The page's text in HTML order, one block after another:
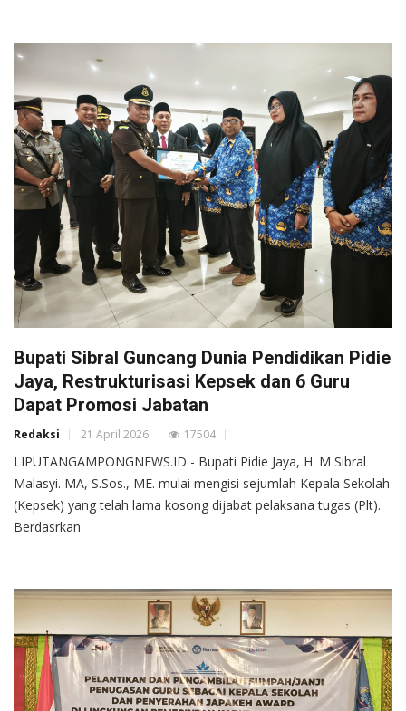
Bupati Sibral Guncang Dunia Pendidikan Pidie
Jaya, Restrukturisasi Kepsek dan 6 Guru
Dapat Promosi Jabatan
Redaksi 21 April 2026 17504
LIPUTANGAMPONGNEWS.ID - Bupati Pidie Jaya, H. M Sibral
Malasyi. MA, S.Sos., ME. mulai mengisi sejumlah Kepala Sekolah
(Kepsek) yang telah lama kosong dijabat pelaksana tugas (Plt).
Berdasrkan